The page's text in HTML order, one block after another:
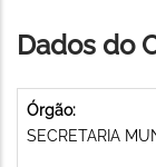
Dados do
Órgão:
SECRETARIA